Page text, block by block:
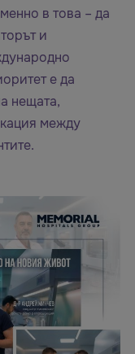
в това – да
и
е да
нещата,
между